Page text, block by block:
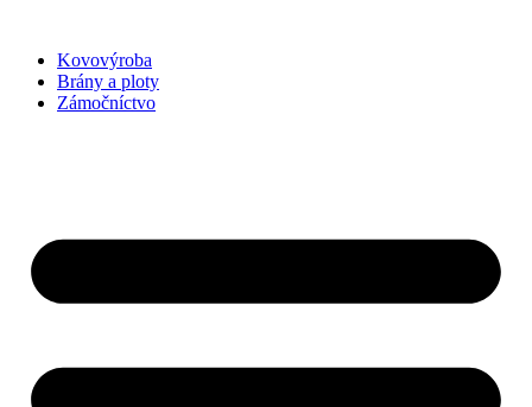
obsah
Kovovýroba
Brány a ploty
Zámočníctvo